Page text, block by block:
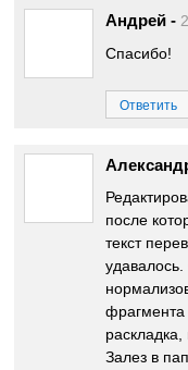
Андрей -
Спасибо!
Ответить
после
текст
фрагмента
Залез в